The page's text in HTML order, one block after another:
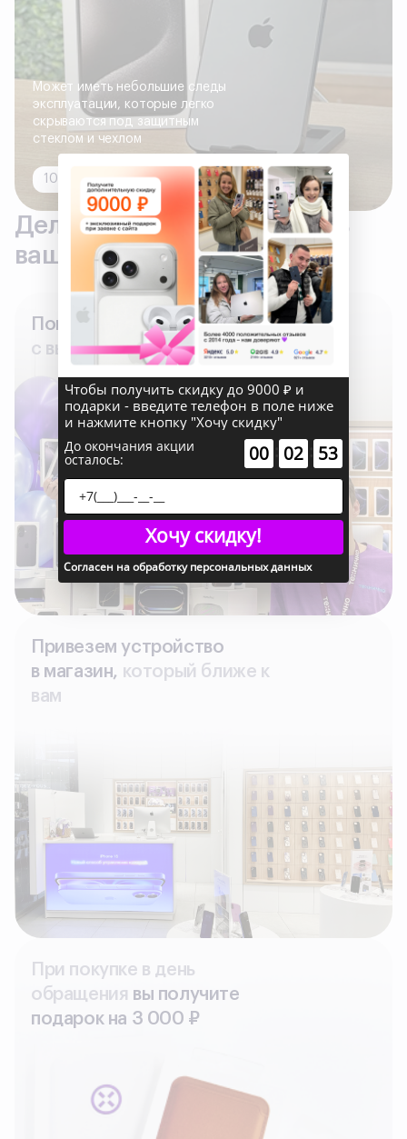
Может иметь небольшие следы
эксплуатации, которые легко
скрываются под защитным
стеклом и чехлом
100% исправно, все функции работают
Делаем всё, что бы сделать
вашу покупку комфортной
Поможем
с выбором гаджета
Привезем устройство
в магазин, который ближе к
вам
При покупке в день
обращения вы получите
подарок на З 000 ₽
×
Чтобы получить скидку до 9000 ₽ и
подарки - введите телефон в поле ниже
и нажмите кнопку "Хочу скидку"
До окончания акции
осталось: 00 02 52
Хочу скидку!
Согласен на обработку персональных данных